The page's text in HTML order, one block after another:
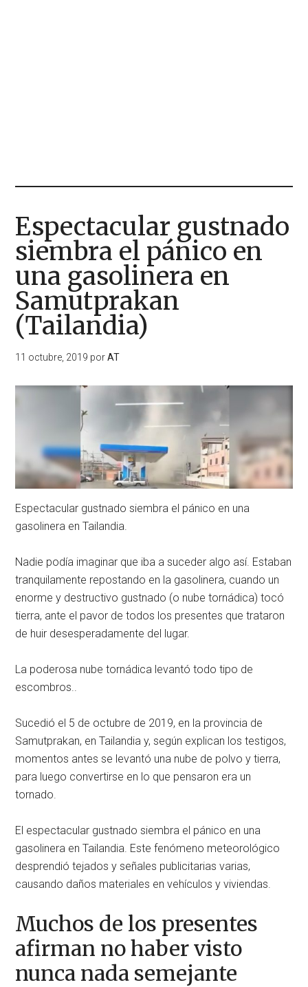
Espectacular gustnado
siembra el pánico en
una gasolinera en
Samutprakan
(Tailandia)
11 octubre, 2019 porAT
Espectacular gustnado siembra el pánico en una
gasolinera en Tailandia.
Nadie podía imaginar que iba a suceder algo así. Estaban
tranquilamente repostando en la gasolinera, cuando un
enorme y destructivo gustnado (o nube tornádica) tocó
tierra, ante el pavor de todos los presentes que trataron
de huir desesperadamente del lugar.
La poderosa nube tornádica levantó todo tipo de
escombros..
Sucedió el 5 de octubre de 2019, en la provincia de
Samutprakan, en Tailandia y, según explican los testigos,
momentos antes se levantó una nube de polvo y tierra,
para luego convertirse en lo que pensaron era un
tornado.
El espectacular gustnado siembra el pánico en una
gasolinera en Tailandia. Este fenómeno meteorológico
desprendió tejados y señales publicitarias varias,
causando daños materiales en vehículos y viviendas.
Muchos de los presentes
afirman no haber visto
nunca nada semejante